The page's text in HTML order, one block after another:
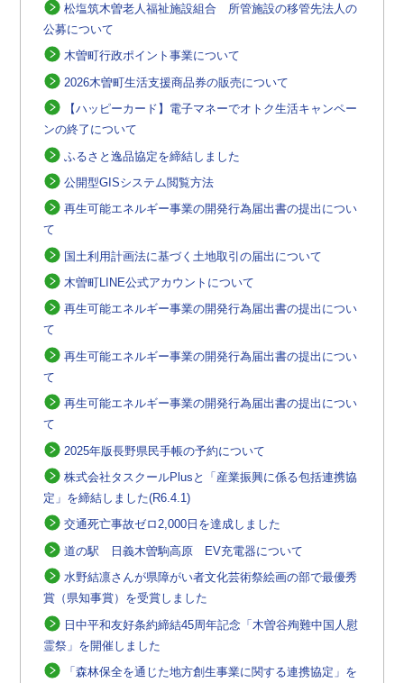
松塩筑木曽老人福祉施設組合 所管施設の移管先法人の
公募について
木曽町行政ポイント事業について
2026木曽町生活支援商品券の販売について
【ハッピーカード】電子マネーでオトク生活キャンペー
ンの終了について
ふるさと逸品協定を締結しました
公開型GISシステム閲覧方法
再生可能エネルギー事業の開発行為届出書の提出につい
て
国土利用計画法に基づく土地取引の届出について
木曽町LINE公式アカウントについて
再生可能エネルギー事業の開発行為届出書の提出につい
て
再生可能エネルギー事業の開発行為届出書の提出につい
て
再生可能エネルギー事業の開発行為届出書の提出につい
て
2025年版長野県民手帳の予約について
株式会社タスクールPlusと「産業振興に係る包括連携協
定」を締結しました(R6.4.1)
交通死亡事故ゼロ2,000日を達成しました
道の駅 日義木曽駒高原 EV充電器について
水野結凛さんが県障がい者文化芸術祭絵画の部で最優秀
賞（県知事賞）を受賞しました
日中平和友好条約締結45周年記念「木曽谷殉難中国人慰
霊祭」を開催しました
「森林保全を通じた地方創生事業に関する連携協定」を